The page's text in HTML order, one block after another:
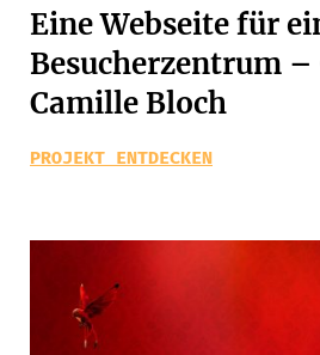
Eine Webseite für
Besucherzentrum –
Camille Bloch
PROJEKT ENTDECKEN